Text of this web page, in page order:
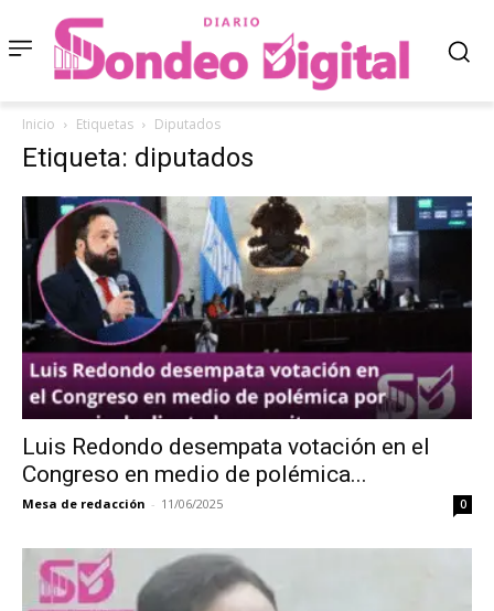
Inicio Etiquetas Diputados
Etiqueta: diputados
Luis Redondo desempata votación en el
Congreso en medio de polémica...
Mesa de redacción - 11/06/2025 0